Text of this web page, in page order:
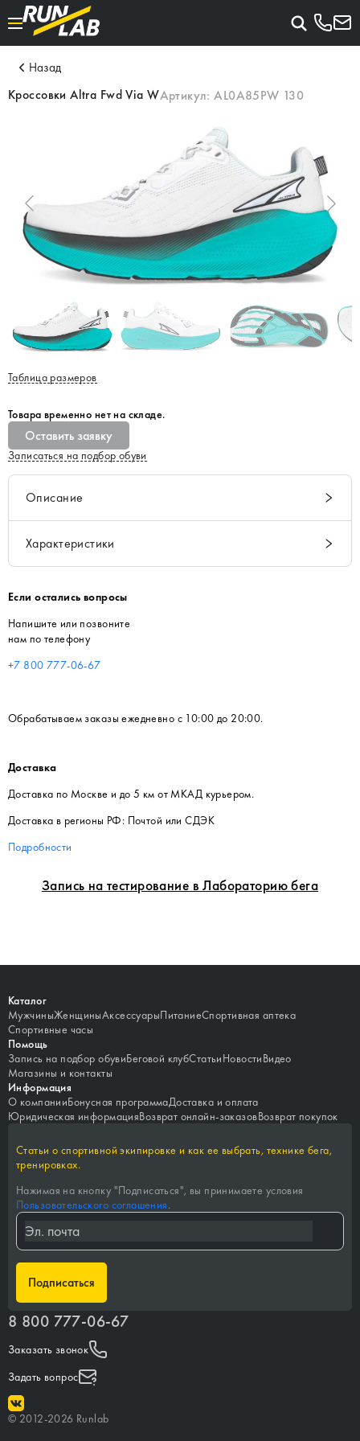
Назад
Кроссовки Altra Fwd Via WАртикул:AL0A85PW 130
Запись на тестирование в Лабораторию бега
Таблица размеров
Товара временно нет на складе.
Оставить заявку
Записаться на подбор обуви
Описание
Характеристики
Если остались вопросы
Напишите или позвоните
нам по телефону
+7 800 777-06-67
Обрабатываем заказы ежедневно с 10:00 до 20:00.
Доставка
Доставка по Москве и до 5 км от МКАД курьером.
Доставка в регионы РФ: Почтой или СДЭК
Подробности
Каталог
МужчиныЖенщиныАксессуарыПитаниеСпортивная аптека
Спортивные часы
Помощь
Запись на подбор обувиБеговой клубСтатьиНовостиВидео
Магазины и контакты
Информация
О компанииБонусная программаДоставка и оплата
Юридическая информацияВозврат онлайн-заказовВозврат покупок
Статьи о спортивной экипировке и как ее выбрать, технике бега,
тренировках.
Нажимая на кнопку "Подписаться", вы принимаете условия
Пользовательского соглашения.
Подписаться
8 800 777-06-67
Заказать звонок
Задать вопрос
© 2012-2026 Runlab